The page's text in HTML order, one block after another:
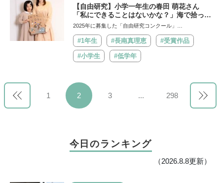
【自由研究】小学一年生の春田 萌花さん
「私にできることはないかな？」海で拾った
プラスチックを万華鏡に！ 捨てるはずのク
できるSDGsに挑戦
2025年に募集した「自由研究コンクール」…
#1年生 #長南真理恵 #受賞作品
#小学生 #低学年
1 2 3 ... 298
今日のランキング
（2026.8.8更新）